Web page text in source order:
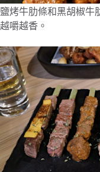
鹽烤牛肋條和黑胡椒牛
越嚼越香。